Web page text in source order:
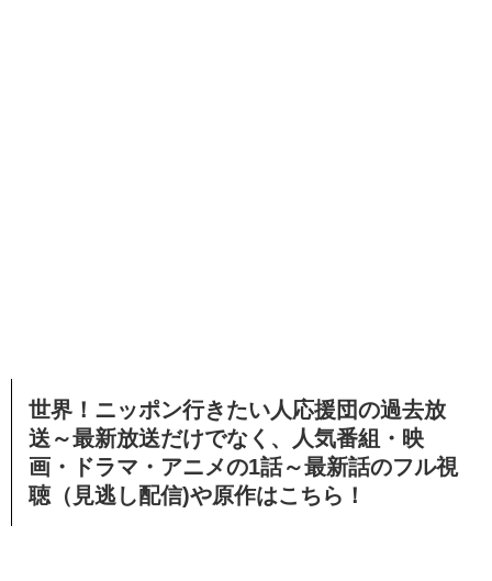
世界！ニッポン行きたい人応援団の過去放
送～最新放送だけでなく、人気番組・映
画・ドラマ・アニメの1話～最新話のフル視
聴（見逃し配信)や原作はこちら！